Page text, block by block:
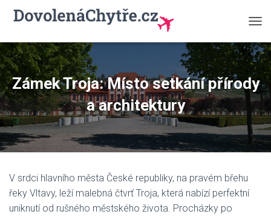
Ř
E
P
N
O
U
T
N
A
Zámek Troja: Místo setkání přírody
a architektury
V srdci hlavního města České republiky, na pravém břehu
řeky Vltavy, leží malebná čtvrť Troja, která nabízí perfektní
uniknutí od rušného městského života. Procházky po